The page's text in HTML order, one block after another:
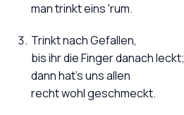
man trinkt eins 'rum.
Trinkt nach Gefallen,
bis ihr die Finger danach leckt;
dann hat's uns allen
recht wohl geschmeckt.